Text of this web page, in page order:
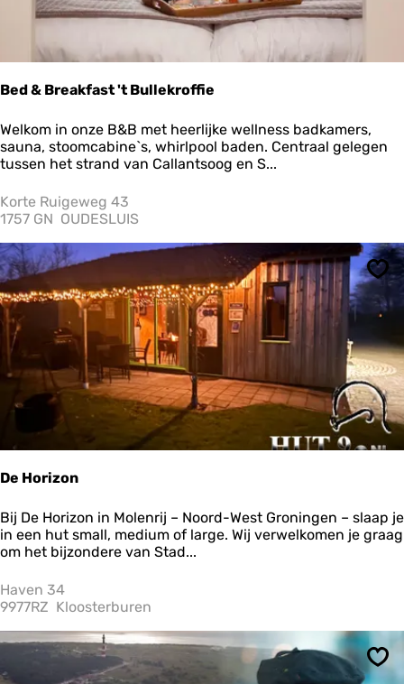
Bed & Breakfast 't Bullekroffie
B
e
d
B
r
a
k
f
a
s
e
k
r
ff
i
e
Welkom in onze B&B met heerlijke wellness badkamers,
sauna, stoomcabine`s, whirlpool baden. Centraal gelegen
tussen het strand van Callantsoog en S...
Korte Ruigeweg 43
1757 GN OUDESLUIS
De Horizon
D
e
H
r
i
o
Bij De Horizon in Molenrij – Noord-West Groningen – slaap je
in een hut small, medium of large. Wij verwelkomen je graag
om het bijzondere van Stad...
Haven 34
9977RZ Kloosterburen